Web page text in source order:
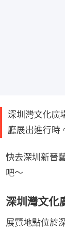
深圳灣文化廣
廳展出進行時
快去深圳新晉
吧～
深圳灣文
展覽地點位於